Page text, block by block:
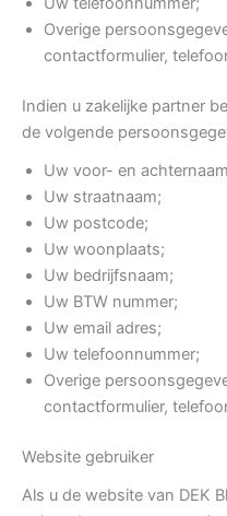
Overige
contactformulier,
Indien u zakelijke partner
de volgende
Uw voor- en
Uw straatnaam;
Uw postcode;
Uw woonplaats;
Uw bedrijfsnaam;
Uw BTW nummer;
Uw email adres;
Uw telefoonnummer;
Overige
contactformulier,
Website gebruiker
Als u de website van DEK